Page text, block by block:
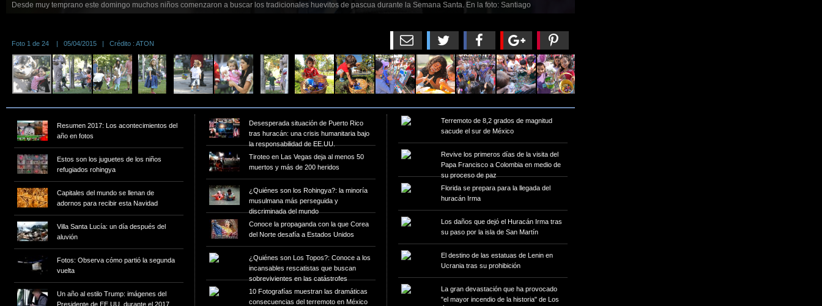
Desde muy temprano este domingo muchos niños comenzaron a buscar los tradicionales huevitos de pascua durante la Semana Santa. En la foto: Santiago
Foto 1 de 24 | 05/04/2015 | Crédito : ATON
Resumen 2017: Los acontecimientos del
año en fotos
Estos son los juguetes de los niños
refugiados rohingya
Capitales del mundo se llenan de
adornos para recibir esta Navidad
Villa Santa Lucía: un día después del
aluvión
Fotos: Observa cómo partió la segunda
vuelta
Un año al estilo Trump: imágenes del
Presidente de EE.UU. durante el 2017
bloqueo
Desesperada situación de Puerto Rico
tras huracán: una crisis humanitaria bajo
la responsabilidad de EE.UU.
Tiroteo en Las Vegas deja al menos 50
muertos y más de 200 heridos
¿Quiénes son los Rohingya?: la minoría
musulmana más perseguida y
discriminada del mundo
Conoce la propaganda con la que Corea
del Norte desafía a Estados Unidos
¿Quiénes son Los Topos?: Conoce a los
incansables rescatistas que buscan
sobrevivientes en las catástrofes
10 Fotografías muestran las dramáticas
consecuencias del terremoto en México
Terremoto de 8,2 grados de magnitud
sacude el sur de México
Revive los primeros días de la visita del
Papa Francisco a Colombia en medio de
su proceso de paz
Florida se prepara para la llegada del
huracán Irma
Los daños que dejó el Huracán Irma tras
su paso por la isla de San Martín
El destino de las estatuas de Lenin en
Ucrania tras su prohibición
La gran devastación que ha provocado
"el mayor incendio de la historia" de Los